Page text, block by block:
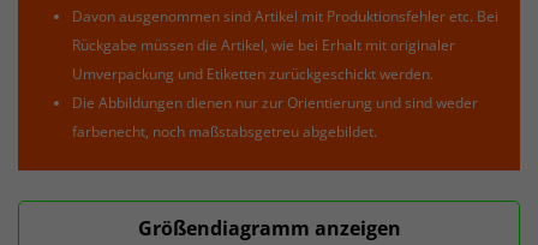
Davon ausgenommen sind Artikel mit Produktionsfehler etc. Bei
Rückgabe müssen die Artikel, wie bei Erhalt mit originaler
Umverpackung und Etiketten zurückgeschickt werden.
Die Abbildungen dienen nur zur Orientierung und sind weder
farbenecht, noch maßstabsgetreu abgebildet.
Größendiagramm anzeigen